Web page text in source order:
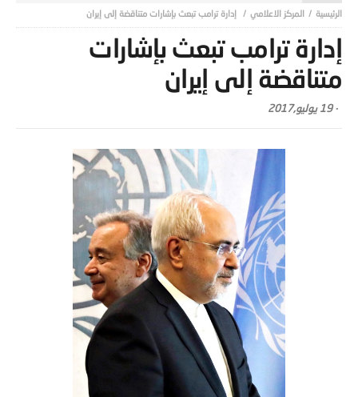
المركز الاعلامي إدارة ترامب تبعث بإشارات متناقضة إلى إيران
إدارة ترامب تبعث بإشارات
متناقضة إلى إيران
-19 يوليو,2017